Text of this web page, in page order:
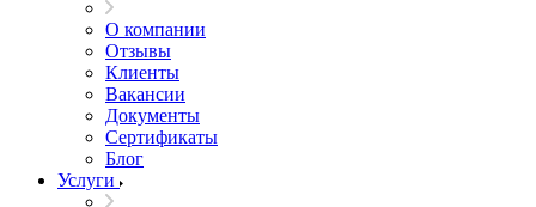
О компании
Отзывы
Клиенты
Вакансии
Документы
Сертификаты
Блог
Услуги